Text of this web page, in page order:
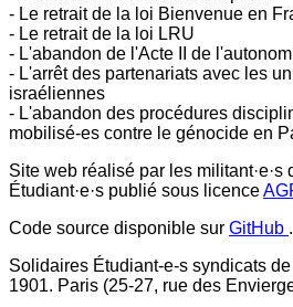
- Le retrait de la loi Bienvenue en
- Le retrait de la loi LRU
- L'abandon de l'Acte II de
- L'arrêt des partenariats avec les
israéliennes
- L'abandon des procédures
mobilisé-es contre le génocide en
Site web réalisé par les militant·e·s
Étudiant·e·s publié sous licence
Code source disponible sur GitHub .
Solidaires Étudiant-e-s syndicats
1901. Paris (25-27, rue des